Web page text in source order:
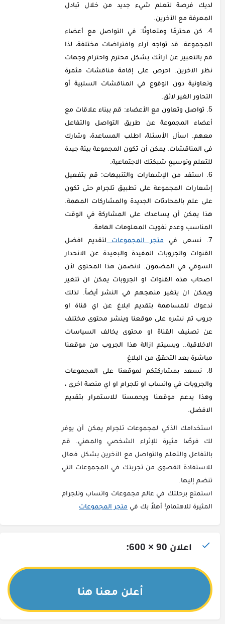
لديك فرصة لتعلم شيء جديد من خلال تبادل
المعرفة مع الآخرين.
كن محترمًا ومتعاونًا: في التواصل مع أعضاء
المجموعة. قد تواجه آراء وافتراضات مختلفة، لذا
قم بالتعبير عن آرائك بشكل محترم واحترام وجهات
نظر الآخرين. احرص على إقامة مناقشات مثمرة
وتعاونية دون الوقوع في المناقشات السلبية أو
التحاور الغير لائق.
تواصل وتعاون مع الأعضاء: قم ببناء علاقات مع
أعضاء المجموعة عن طريق التواصل والتفاعل
معهم. اسأل الأسئلة، اطلب المساعدة، وشارك
في المناقشات. يمكن أن تكون المجموعة بيئة جيدة
للتعلم وتوسيع شبكتك الاجتماعية.
استفد من الإشعارات والتنبيهات: قم بتفعيل
إشعارات المجموعة على تطبيق تلجرام حتى تكون
على علم بالمحادثات الجديدة والمشاركات المهمة.
هذا يمكن أن يساعدك على المشاركة في الوقت
المناسب وعدم تفويت المعلومات الهامة.
نسعى في متجر المجموعات لتقديم افضل
القنوات والجروبات المفيدة والبعيدة عن الانحدار
السوقي في المضمون. لانضمن هذا المحتوى لأن
اصحاب هذه القنوات او الجروبات يمكن ان تتغير
ويمكن ان يتغير منهجهم في النشر أيضاً. لذلك
ندعوك للمساهمة بتقديم ابلاغ عن اي قناة او
جروب تم نشره على موقعنا وينشر محتوى مختلف
عن تصنيف القناة او محتوى يخالف السياسات
الاخلاقية.. ويسيتم ازالة هذا الجروب من موقعنا
مباشرة بعد التحقق من البلاغ
نسعد بمشاركتكم لموقعنا على المجموعات
والجروبات في واتساب او تلجرام او اي منصة اخرى ،
وهذا يدعم موقعنا ويحمسنا للاستمرار بتقديم
الافضل.
استخدامك الذكي لمجموعات تلجرام يمكن أن يوفر
لك فرصًا مثيرة للإثراء الشخصي والمهني. قم
بالتفاعل والتعلم والتواصل مع الآخرين بشكل فعال
للاستفادة القصوى من تجربتك في المجموعات التي
تنضم إليها.
استمتع برحلتك في عالم مجموعات واتساب وتلجرام
المثيرة للاهتمام! أهلاً بك في متجر المجموعات
اعلان 90 × 600:
أعلن معنا هنا